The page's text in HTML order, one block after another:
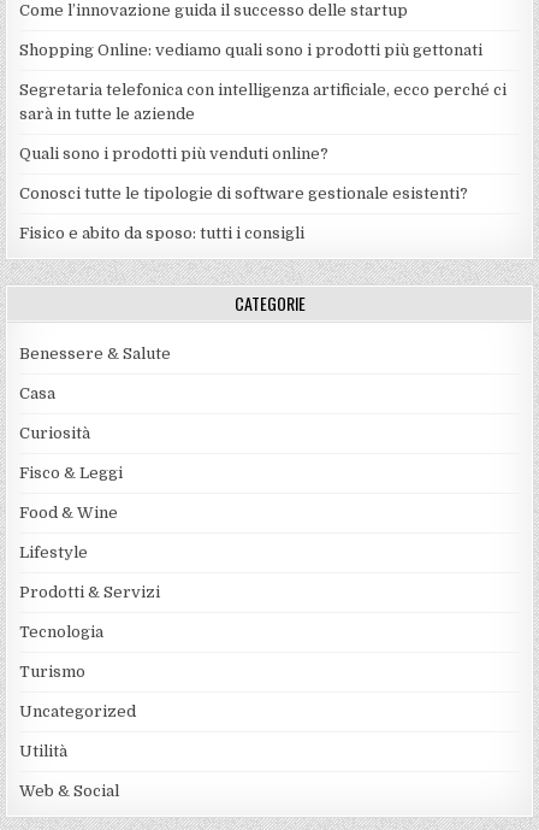
Come l’innovazione guida il successo delle startup
Shopping Online: vediamo quali sono i prodotti più gettonati
Segretaria telefonica con intelligenza artificiale, ecco perché ci
sarà in tutte le aziende
Quali sono i prodotti più venduti online?
Conosci tutte le tipologie di software gestionale esistenti?
Fisico e abito da sposo: tutti i consigli
CATEGORIE
Benessere & Salute
Casa
Curiosità
Fisco & Leggi
Food & Wine
Lifestyle
Prodotti & Servizi
Tecnologia
Turismo
Uncategorized
Utilità
Web & Social